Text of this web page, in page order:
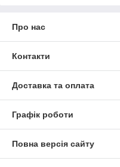
Про нас
Контакти
Доставка та оплата
Графік роботи
Повна версія сайту